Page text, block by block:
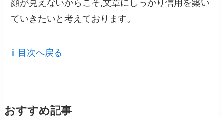
顔が見えないからこそ,文章にしっかり信用を築い
ていきたいと考えております。
⇧ 目次へ戻る
おすすめ記事